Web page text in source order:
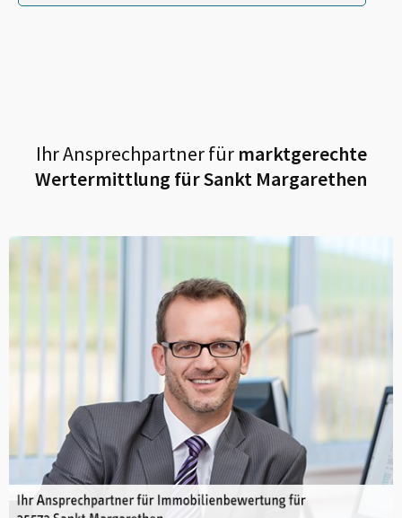
Ihr Ansprechpartner fürmarktgerechte
Wertermittlung fürSankt Margarethen